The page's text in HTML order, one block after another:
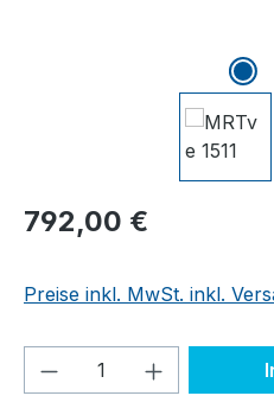
Regulärer Preis:
792,00 €
Preise inkl. MwSt. inkl.
Produkt Anzahl: